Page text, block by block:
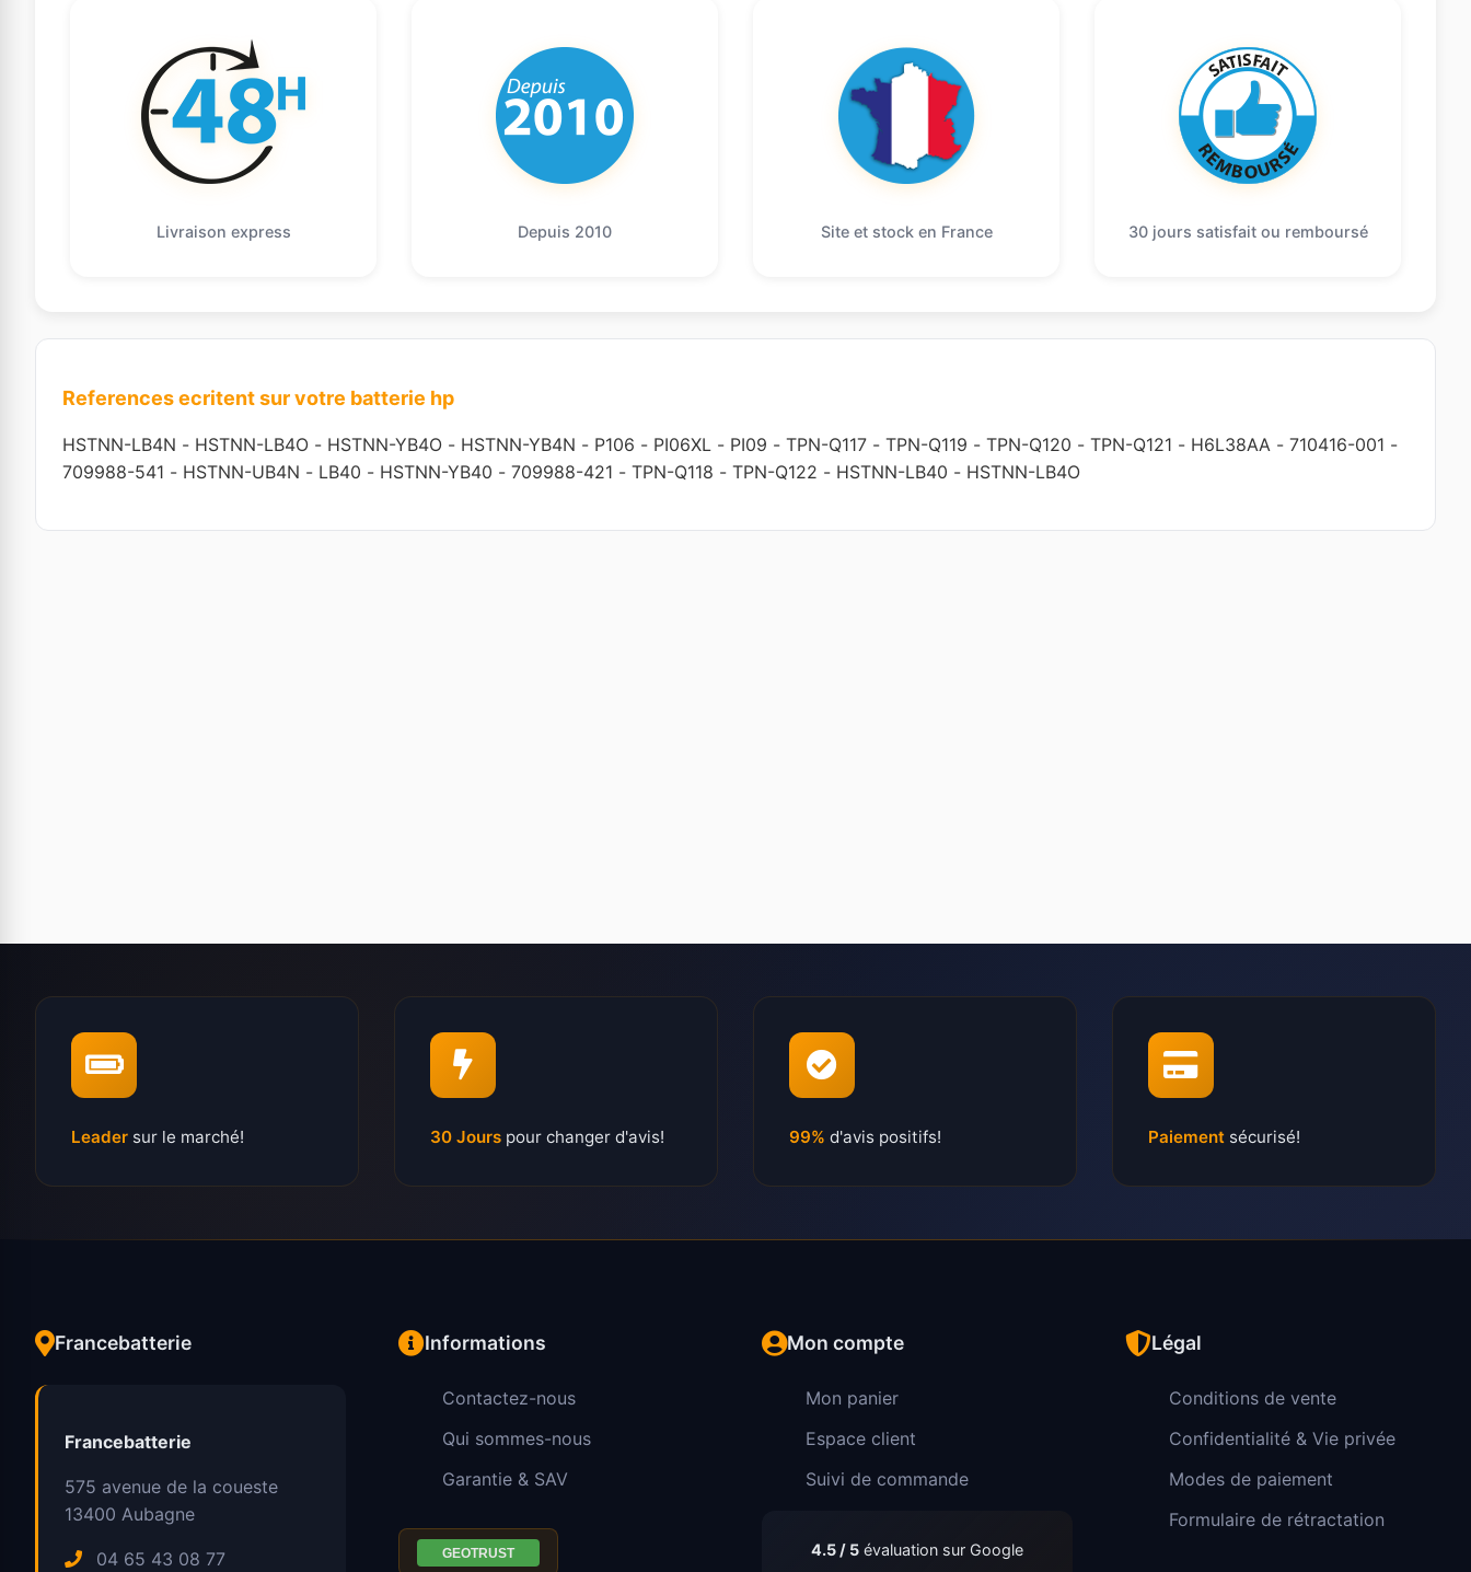
Livraison express Depuis 2010 Site et stock en France 30 jours satisfait ou remboursé
References ecritent sur votre batterie hp
HSTNN-LB4N - HSTNN-LB4O - HSTNN-YB4O - HSTNN-YB4N - P106 - PI06XL - PI09 - TPN-Q117 - TPN-Q119 - TPN-Q120 - TPN-Q121 - H6L38AA - 710416-001 -
709988-541 - HSTNN-UB4N - LB40 - HSTNN-YB40 - 709988-421 - TPN-Q118 - TPN-Q122 - HSTNN-LB40 - HSTNN-LB4O
Leader sur le marché! 30 Jours pour changer d'avis! 99% d'avis positifs! Paiement sécurisé!
Francebatterie
Francebatterie
575 avenue de la coueste
13400 Aubagne
04 65 43 08 77
Informations
Contactez-nous
Qui sommes-nous
Garantie & SAV
Mon compte
Mon panier
Espace client
Suivi de commande
4.5 / 5 évaluation sur Google
Légal
Conditions de vente
Confidentialité & Vie privée
Modes de paiement
Formulaire de rétractation